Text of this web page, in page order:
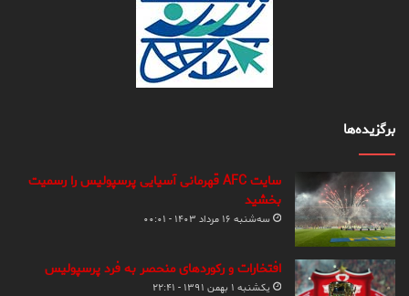
برگزیده‌ها
سایت AFC قهرمانی آسیایی پرسپولیس را رسمیت
بخشید
سه‌شنبه ۱۶ مرداد ۱۴۰۳ - ۰۰:۰۱
افتخارات و رکوردهای منحصر به فرد پرسپولیس
یکشنبه ۱ بهمن ۱۳۹۱ - ۲۲:۴۱